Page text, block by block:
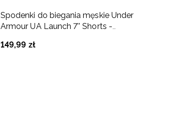
Spodenki do biegania męskie Under
Armour UA Launch 7'' Shorts -
149,99 zł